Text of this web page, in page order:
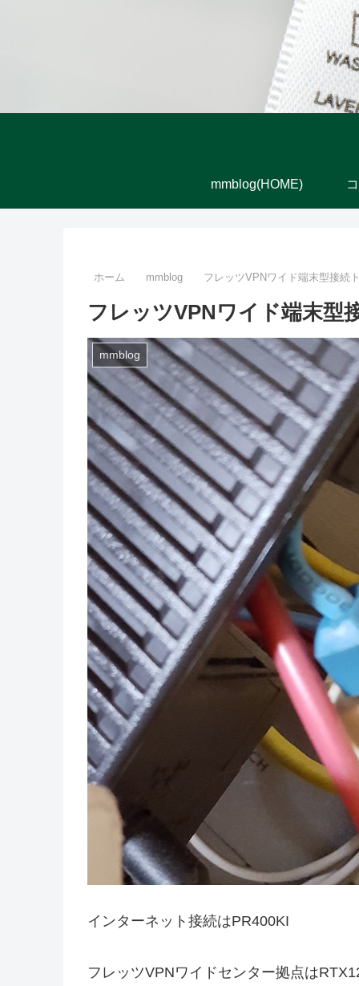
mmblog(HOME)
ホーム mmblog フレッツVPNワイド端末型接続
フレッツVPNワイド端末型
mmblog
インターネット接続はPR400KI
フレッツVPNワイドセンター拠点は